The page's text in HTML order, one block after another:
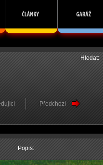
Hledat:
Předchozí
Popis: